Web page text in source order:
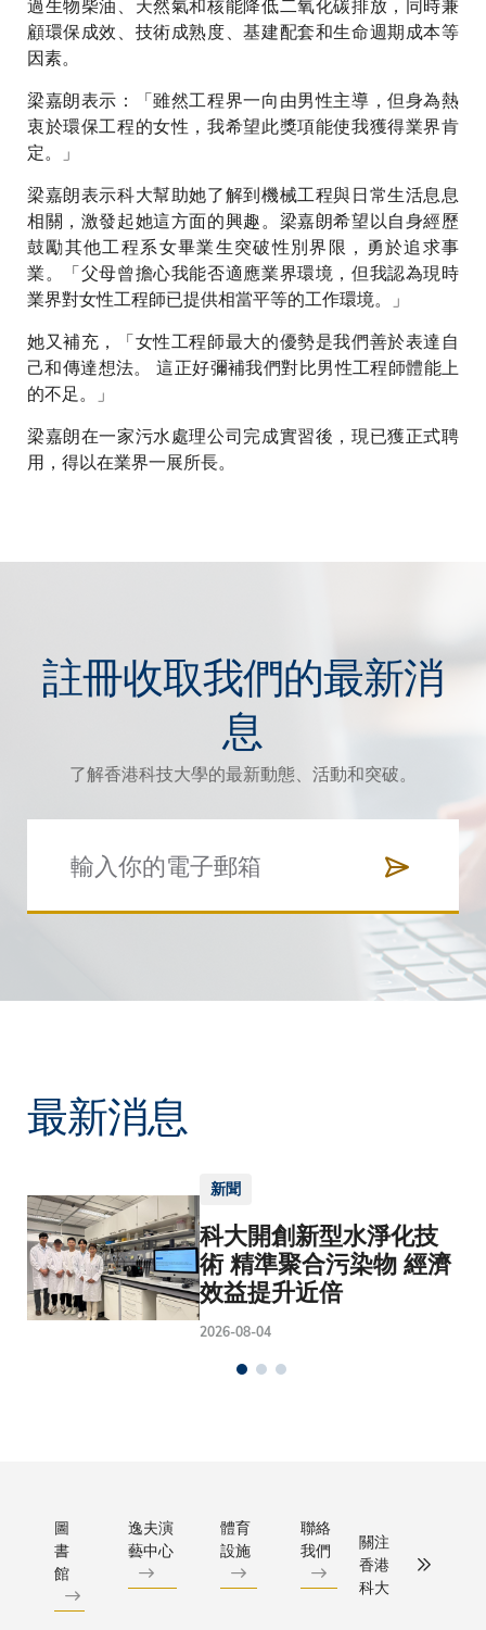
過生物柴油、天然氣和核能降低二氧化碳排放，同時兼
顧環保成效、技術成熟度、基建配套和生命週期成本等
因素。
梁嘉朗表示：「雖然工程界一向由男性主導，但身為熱
衷於環保工程的女性，我希望此獎項能使我獲得業界肯
定。」
梁嘉朗表示科大幫助她了解到機械工程與日常生活息息
相關，激發起她這方面的興趣。梁嘉朗希望以自身經歷
鼓勵其他工程系女畢業生突破性別界限，勇於追求事
業。「父母曾擔心我能否適應業界環境，但我認為現時
業界對女性工程師已提供相當平等的工作環境。」
她又補充，「女性工程師最大的優勢是我們善於表達自
己和傳達想法。 這正好彌補我們對比男性工程師體能上
的不足。」
梁嘉朗在一家污水處理公司完成實習後，現已獲正式聘
用，得以在業界一展所長。
註冊收取我們的最新消
息
了解香港科技大學的最新動態、活動和突破。
最新消息
新聞
科大開創新型水淨化技
術 精準聚合污染物 經濟
效益提升近倍
2026-08-04
圖
書
館
逸夫演
藝中心
體育
設施
聯絡
我們
關注
香港
科大